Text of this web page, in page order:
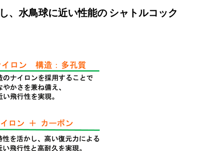
、水鳥球に近い性能の シャトルコック